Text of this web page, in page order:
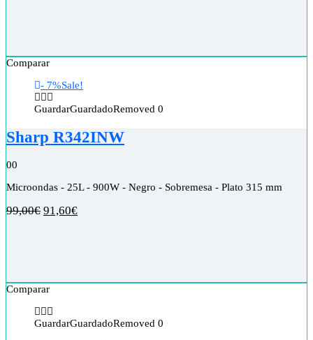
Comparar
- 7%Sale!
GuardarGuardadoRemoved 0
Sharp R342INW
00
Microondas - 25L - 900W - Negro - Sobremesa - Plato 315 mm
99,00€ 91,60€
Comparar
GuardarGuardadoRemoved 0